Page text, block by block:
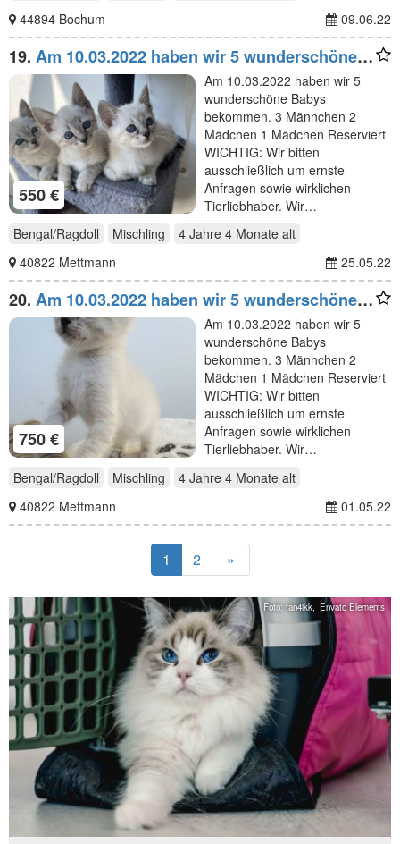
44894 Bochum
09.06.22
19. Am 10.03.2022 haben wir 5 wunderschöne
Babys bekommen.
550 €
Am 10.03.2022 haben wir 5
wunderschöne Babys
bekommen. 3 Männchen 2
Mädchen 1 Mädchen Reserviert
WICHTIG: Wir bitten
ausschließlich um ernste
Anfragen sowie wirklichen
Tierliebhaber. Wir…
Bengal/Ragdoll
Mischling 4 Jahre 4 Monate alt
40822 Mettmann
25.05.22
20. Am 10.03.2022 haben wir 5 wunderschöne
Babys bekommen.
750 €
Am 10.03.2022 haben wir 5
wunderschöne Babys
bekommen. 3 Männchen 2
Mädchen 1 Mädchen Reserviert
WICHTIG: Wir bitten
ausschließlich um ernste
Anfragen sowie wirklichen
Tierliebhaber. Wir…
Bengal/Ragdoll
Mischling 4 Jahre 4 Monate alt
40822 Mettmann
01.05.22
1 2 »
Foto: tan4ikk, Envato Elements